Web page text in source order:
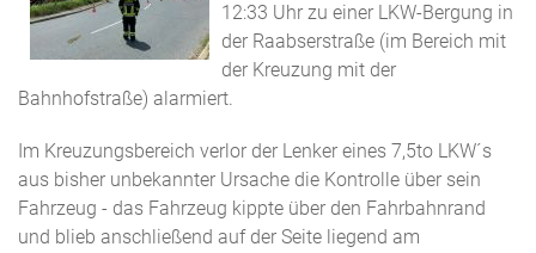
12:33 Uhr zu einer LKW-Bergung in
der Raabserstraße (im Bereich mit
der Kreuzung mit der
Bahnhofstraße) alarmiert.
Im Kreuzungsbereich verlor der Lenker eines 7,5to LKW´s
aus bisher unbekannter Ursache die Kontrolle über sein
Fahrzeug - das Fahrzeug kippte über den Fahrbahnrand
und blieb anschließend auf der Seite liegend am